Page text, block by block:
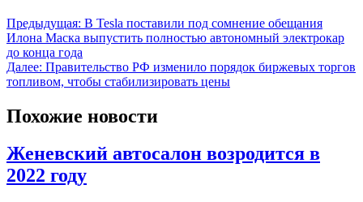
Предыдущая: В Tesla поставили под сомнение обещания
Илона Маска выпустить полностью автономный электрокар
до конца года
Далее: Правительство РФ изменило порядок биржевых торгов
топливом, чтобы стабилизировать цены
Похожие новости
Женевский автосалон возродится в
2022 году